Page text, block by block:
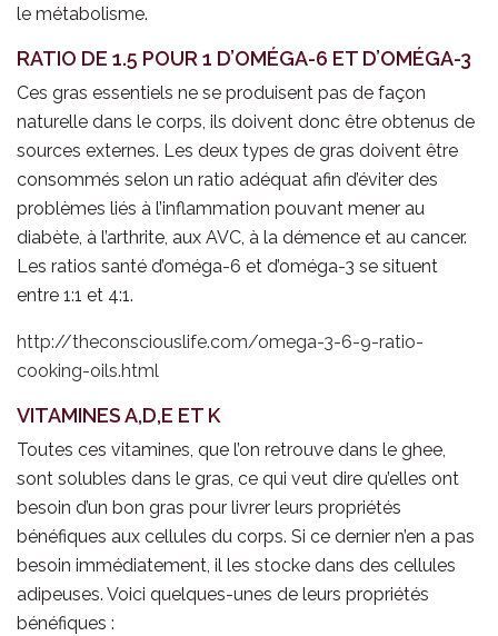
le métabolisme.
RATIO DE 1.5 POUR 1 D’OMÉGA-6 ET D’OMÉGA-3
Ces gras essentiels ne se produisent pas de façon
naturelle dans le corps, ils doivent donc être obtenus de
sources externes. Les deux types de gras doivent être
consommés selon un ratio adéquat afin d’éviter des
problèmes liés à l’inflammation pouvant mener au
diabète, à l’arthrite, aux AVC, à la démence et au cancer.
Les ratios santé d’oméga-6 et d’oméga-3 se situent
entre 1:1 et 4:1.
http://theconsciouslife.com/omega-3-6-9-ratio-
cooking-oils.html
VITAMINES A,D,E ET K
Toutes ces vitamines, que l’on retrouve dans le ghee,
sont solubles dans le gras, ce qui veut dire qu’elles ont
besoin d’un bon gras pour livrer leurs propriétés
bénéfiques aux cellules du corps. Si ce dernier n’en a pas
besoin immédiatement, il les stocke dans des cellules
adipeuses. Voici quelques-unes de leurs propriétés
bénéfiques :